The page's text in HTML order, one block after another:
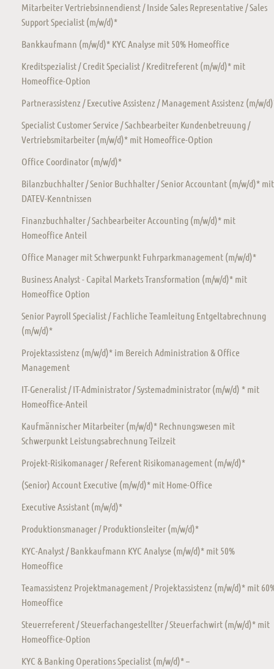
Mitarbeiter Vertriebsinnendienst / Inside Sales Representative / Sales
Support Specialist (m/w/d)*
Bankkaufmann (m/w/d)* KYC Analyse mit 50% Homeoffice
Kreditspezialist / Credit Specialist / Kreditreferent (m/w/d)* mit
Homeoffice-Option
Partnerassistenz / Executive Assistenz / Management Assistenz (m/w/
Specialist Customer Service / Sachbearbeiter Kundenbetreuung /
Vertriebsmitarbeiter (m/w/d)* mit Homeoffice-Option
Office Coordinator (m/w/d)*
Bilanzbuchhalter / Senior Buchhalter / Senior Accountant (m/w/d)* mit
DATEV-Kenntnissen
Finanzbuchhalter / Sachbearbeiter Accounting (m/w/d)* mit
Homeoffice Anteil
Office Manager mit Schwerpunkt Fuhrparkmanagement (m/w/d)*
Business Analyst - Capital Markets Transformation (m/w/d)* mit
Homeoffice Option
Senior Payroll Specialist / Fachliche Teamleitung Entgeltabrechnung
(m/w/d)*
Projektassistenz (m/w/d)* im Bereich Administration & Office
Management
IT-Generalist / IT-Administrator / Systemadministrator (m/w/d) * mit
Homeoffice-Anteil
Kaufmännischer Mitarbeiter (m/w/d)* Rechnungswesen mit
Schwerpunkt Leistungsabrechnung Teilzeit
Projekt-Risikomanager / Referent Risikomanagement (m/w/d)*
(Senior) Account Executive (m/w/d)* mit Home-Office
Executive Assistant (m/w/d)*
Produktionsmanager / Produktionsleiter (m/w/d)*
KYC-Analyst / Bankkaufmann KYC Analyse (m/w/d)* mit 50%
Homeoffice
Teamassistenz Projektmanagement / Projektassistenz (m/w/d)* mit
Homeoffice
Steuerreferent / Steuerfachangestellter / Steuerfachwirt (m/w/d)* mit
Homeoffice-Option
KYC & Banking Operations Specialist (m/w/d)* –